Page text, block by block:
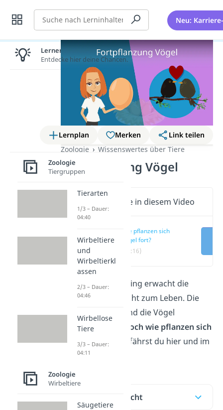
Suche Neu:
Lernplan Merken
Link teilen
Zoologie
Wissenswertes über Tiere
Fortpflanzung Vögel
Wichtige Inhalte in diesem Video
Wie pflanzen sich
Vögel fort?
(00:16)
Jedes Jahr im Frühling erwacht die
Vogelwelt regelrecht zum Leben. Die
Balzzeit beginnt und die Vögel
vermehren sich.
Doch wie pflanzen sich
Vögel fort?Das erfährst du hier und im
Video!
Inhaltsübersicht
Lernen lohnt sich!
Entdecke hier deine Chancen.
Zoologie
Tiergruppen
Tierarten
1/3 – Dauer:
04:40
Wirbeltiere
und
Wirbeltierkl
assen
2/3 – Dauer:
04:46
Wirbellose
Tiere
3/3 – Dauer:
04:11
Zoologie
Wirbeltiere
Säugetiere